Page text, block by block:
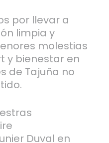
por llevar a
limpia y
molestias
y bienestar en
de Tajuña no
Duval en